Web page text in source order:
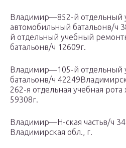
Владимир—852-й отдельный
автомобильный батальонв/ч
й отдельный учебный
батальонв/ч 12609г.
Владимир—105-й отдельный
батальонв/ч
262-я отдельная учебная
59308г.
Владимир—Н-ская частьв/ч
Владимирская обл., г.